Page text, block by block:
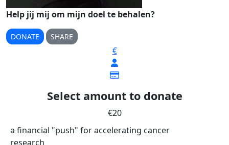
Help jij mij om mijn doel te behalen?
DONATE SHARE
€
Select amount to donate
€20
a financial "push" for accelerating cancer
research